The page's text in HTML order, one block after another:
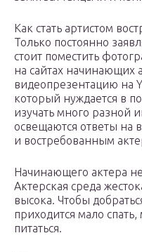
Как стать артистом
Только постоянно
стоит поместить
на сайтах начинающих
видеопрезентацию на
который нуждается в
изучать много разной
освещаются ответы на
и востребованным
Начинающего актера
Актерская среда
высока. Чтобы
приходится мало
питаться.